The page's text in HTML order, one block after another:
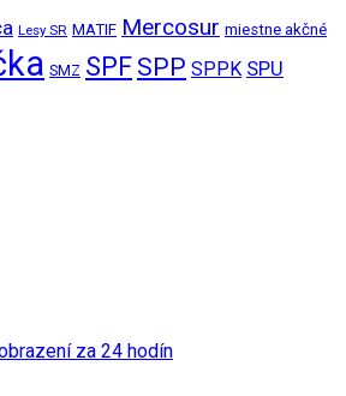
Lesy SR MATIF Mercosur miestne akčné
SMZ SPF SPP SPPK SPU
za 24 hodín